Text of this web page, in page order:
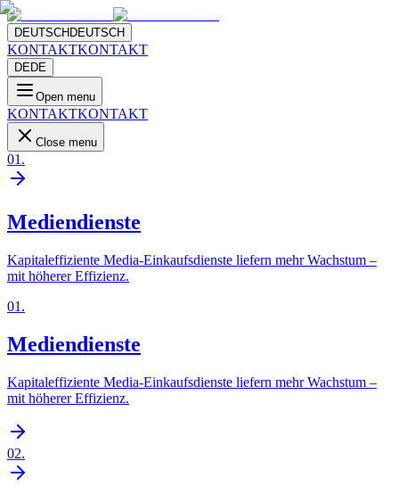
DEUTSCH DEUTSCH
KONTAKTKONTAKT
DEDE
Open menu
KONTAKTKONTAKT
Close menu
01 .
Mediendienste
Kapitaleffiziente Media-Einkaufsdienste liefern mehr Wachstum –
mit höherer Effizienz.
01 .
Mediendienste
Kapitaleffiziente Media-Einkaufsdienste liefern mehr Wachstum –
mit höherer Effizienz.
02.